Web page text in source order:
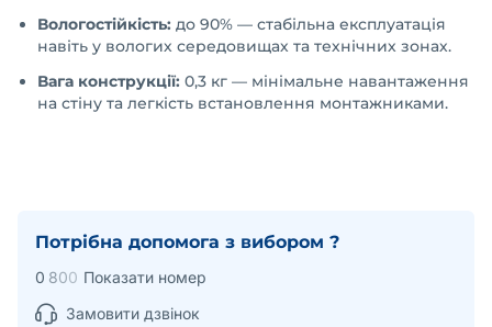
Вологостійкість: до 90% — стабільна експлуатація
навіть у вологих середовищах та технічних зонах.
Вага конструкції: 0,3 кг — мінімальне навантаження
на стіну та легкість встановлення монтажниками.
Потрібна допомога з вибором ?
0 800 Показати номер
Замовити дзвінок